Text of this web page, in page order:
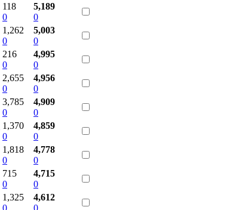
118
0
5,189
0
1,262
0
5,003
0
216
0
4,995
0
2,655
0
4,956
0
3,785
0
4,909
0
1,370
0
4,859
0
1,818
0
4,778
0
715
0
4,715
0
1,325
0
4,612
0